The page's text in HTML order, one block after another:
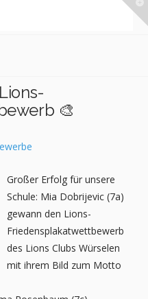
🎨
Großer Erfolg für unsere
Schule: Mia Dobrijevic (7a)
gewann den Lions-
Friedensplakatwettbewerb
des Lions Clubs Würselen
mit ihrem Bild zum Motto